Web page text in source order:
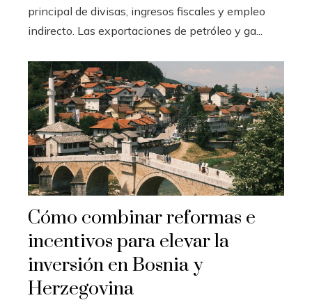
principal de divisas, ingresos fiscales y empleo
indirecto. Las exportaciones de petróleo y ga...
Cómo combinar reformas e
incentivos para elevar la
inversión en Bosnia y
Herzegovina